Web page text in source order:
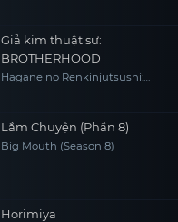
Giả kim thuật sư:
BROTHERHOOD
Hagane no Renkinjutsushi:
Lắm Chuyện (Phần 8)
Big Mouth (Season 8)
Horimiya